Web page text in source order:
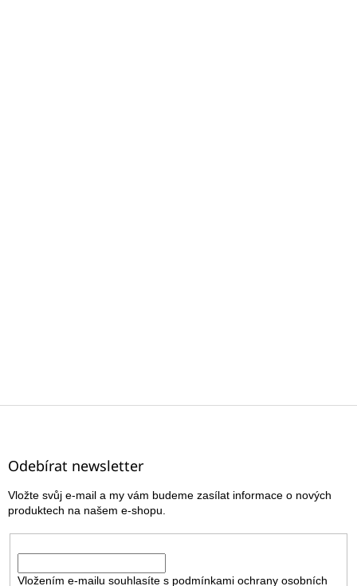
Z
Odebírat newsletter
Vložte svůj e-mail a my vám budeme zasílat informace o nových
produktech na našem e-shopu.
Vložením e-mailu souhlasíte s podmínkami ochrany osobních